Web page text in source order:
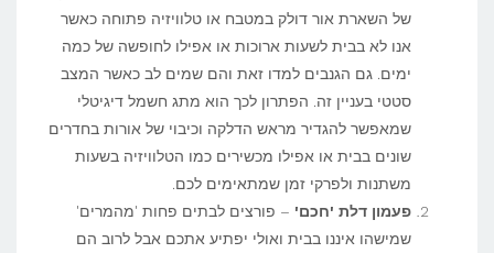
של השארת אור דולק במטבח או טלוויזיה פתוחה כאשר
אנו לא בבית לשעות ארוכות או אפילו לחופשה של כמה
ימים. גם הגנבים למדו זאת והם שמים לב כאשר המצב
סטטי בעניין זה. הפתרון לכך הוא מתג חשמל דיגיטלי
שמאפשר להגדיר מראש הדלקה וכיבוי של אורות בחדרים
שונים בבית או אפילו מכשירים כמו הטלוויזיה בשעות
משתנות ולפרקי זמן שמתאימים לכם.
פעמון דלת 'חכם' – פורצים לבתים פחות 'מהמרים'
שמישהו איננו בבית ואולי יפתיע אתכם אבל לרוב הם